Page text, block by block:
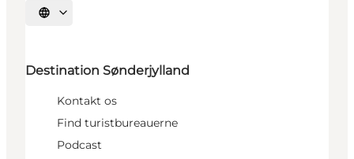
Vælg sprog
Destination Sønderjylland
Kontakt os
Find turistbureauerne
Podcast